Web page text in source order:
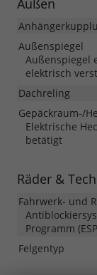
Außen
Außenspiegel
Außenspiegel
elektrisch
Dachreling
Gepäckraum-/
Elektrische
betätigt
Räder &
Fahrwerk- und
Programm
Felgentyp